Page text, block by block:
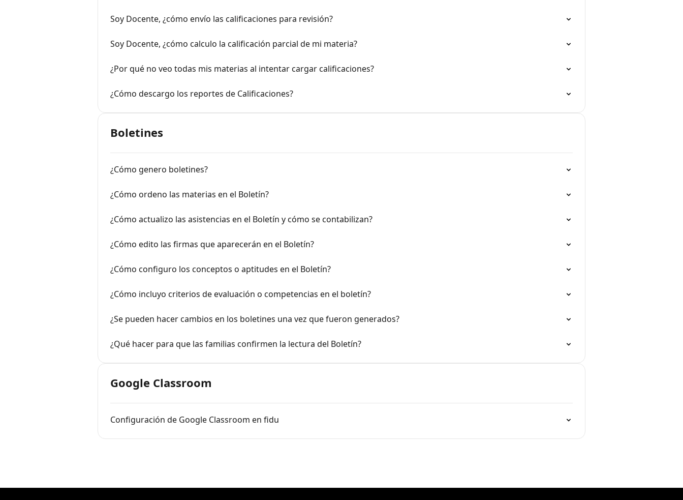
Soy Docente, ¿cómo envío las calificaciones para revisión?
Soy Docente, ¿cómo calculo la calificación parcial de mi materia?
¿Por qué no veo todas mis materias al intentar cargar calificaciones?
¿Cómo descargo los reportes de Calificaciones?
Boletines
¿Cómo genero boletines?
¿Cómo ordeno las materias en el Boletín?
¿Cómo actualizo las asistencias en el Boletín y cómo se contabilizan?
¿Cómo edito las firmas que aparecerán en el Boletín?
¿Cómo configuro los conceptos o aptitudes en el Boletín?
¿Cómo incluyo criterios de evaluación o competencias en el boletín?
¿Se pueden hacer cambios en los boletines una vez que fueron generados?
¿Qué hacer para que las familias confirmen la lectura del Boletín?
Google Classroom
Configuración de Google Classroom en fidu